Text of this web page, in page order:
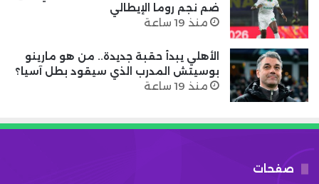
ضم نجم روما الإيطالي
منذ 19 ساعة
الأهلي يبدأ حقبة جديدة.. من هو مارينو
بوسيتش المدرب الذي سيقود بطل آسيا؟
منذ 19 ساعة
صفحات